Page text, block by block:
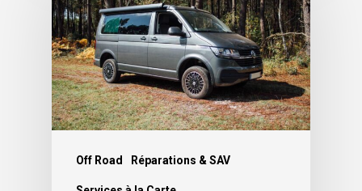
Off Road Réparations & SAV